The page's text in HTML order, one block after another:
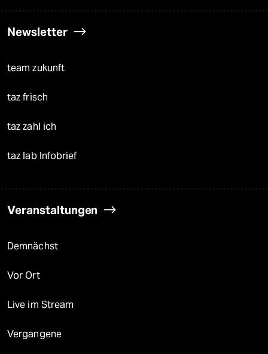
Newsletter
team zukunft
taz frisch
taz zahl ich
taz lab Infobrief
Veranstaltungen
Demnächst
Vor Ort
Live im Stream
Vergangene